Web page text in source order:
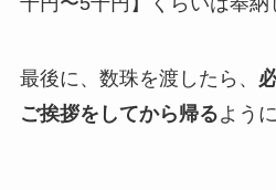
最後に、数珠を渡したら、
ご挨拶をしてから帰るよう